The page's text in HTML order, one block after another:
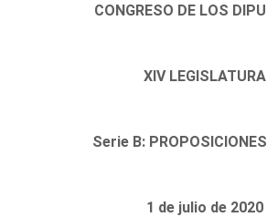
CONGRESO DE LOS
XIV LEGISLATURA
Serie B:
1 de julio de 2020